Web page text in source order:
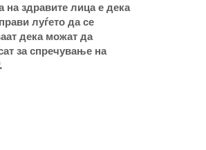
на здравите лица е дека
луѓето да се
дека можат да
за спречување на